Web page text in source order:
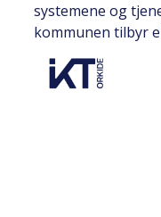
systemene og
kommunen tilbyr